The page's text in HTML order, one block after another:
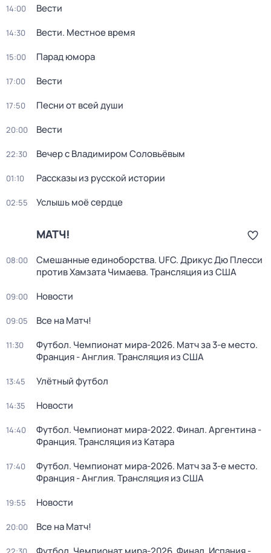
14:00 Вести
14:30 Вести. Местное время
15:00 Парад юмора
17:00 Вести
17:50 Песни от всей души
20:00 Вести
22:30 Вечер с Владимиром Соловьёвым
01:10 Рассказы из русской истории
02:55 Услышь моё сердце
МАТЧ!
08:00
Смешанные единоборства. UFC. Дрикус Дю Плесси
против Хамзата Чимаева. Трансляция из США
09:00 Новости
09:05 Все на Матч!
11:30
Футбол. Чемпионат мира-2026. Матч за 3-е место.
Франция - Англия. Трансляция из США
13:45 Улётный футбол
14:35 Новости
14:40
Футбол. Чемпионат мира-2022. Финал. Аргентина -
Франция. Трансляция из Катара
17:40
Футбол. Чемпионат мира-2026. Матч за 3-е место.
Франция - Англия. Трансляция из США
19:55 Новости
20:00 Все на Матч!